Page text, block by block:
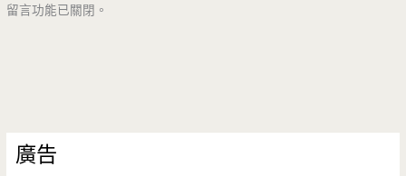
留言功能已關閉。
廣告